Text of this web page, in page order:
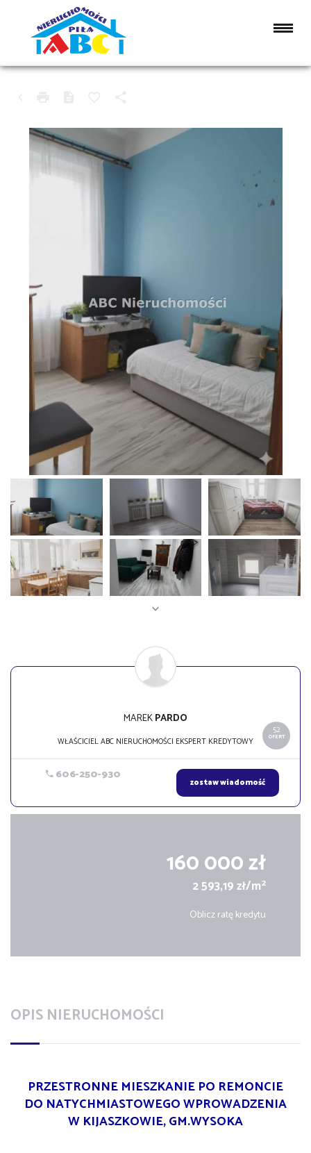
WYSOKA (GW), KIJASZKOWO
MIESZKANIE NA SPRZEDAŻ
52
OFERT
MAREKPARDO
WŁAŚCICIEL ABC NIERUCHOMOŚCI EKSPERT KREDYTOWY
606-250-930 zostaw wiadomość
160 000 zł
2 593,19 zł/m2
Oblicz ratę kredytu
OPIS NIERUCHOMOŚCI
PRZESTRONNE MIESZKANIE PO REMONCIE
DO NATYCHMIASTOWEGO WPROWADZENIA
W KIJASZKOWIE, GM.WYSOKA